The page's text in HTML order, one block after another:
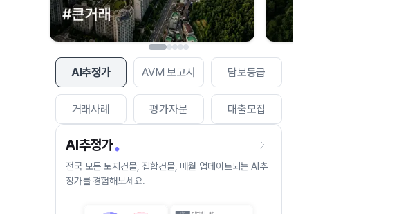
AI추정가 AVM 보고서 담보등급
거래사례 평가자문 대출모집
AI추정가
전국 모든 토지건물, 집합건물, 매월 업데이트되는 AI추
정가를 경험해보세요.